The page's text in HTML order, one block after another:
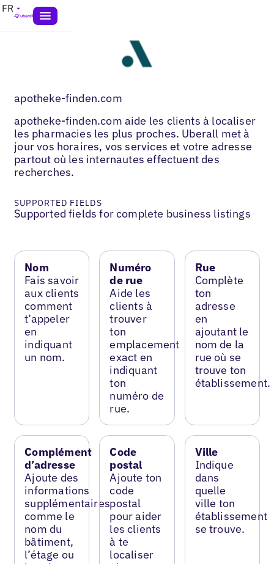
FR
apotheke-finden.com
apotheke-finden.com aide les clients à localiser
les pharmacies les plus proches. Uberall met à
jour vos horaires, vos services et votre adresse
partout où les internautes effectuent des
recherches.
SUPPORTED FIELDS
Supported fields for complete business listings
Nom
Fais savoir
aux clients
comment
t’appeler
en
indiquant
un nom.
Numéro
de rue
Aide les
clients à
trouver
ton
emplacement
exact en
indiquant
ton
numéro de
rue.
Rue
Complète
ton
adresse
en
ajoutant le
nom de la
rue où se
trouve ton
établissement.
Complément
d’adresse
Ajoute des
informations
supplémentaires
comme le
nom du
bâtiment,
l’étage ou
Code
postal
Ajoute ton
code
postal
pour aider
les clients
à te
localiser
Ville
Indique
dans
quelle
ville ton
établissement
se trouve.